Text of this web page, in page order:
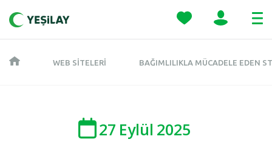
WEB SITELERI BAĞIMLILIKLA MÜCADELE EDEN
27 Eylül 2025